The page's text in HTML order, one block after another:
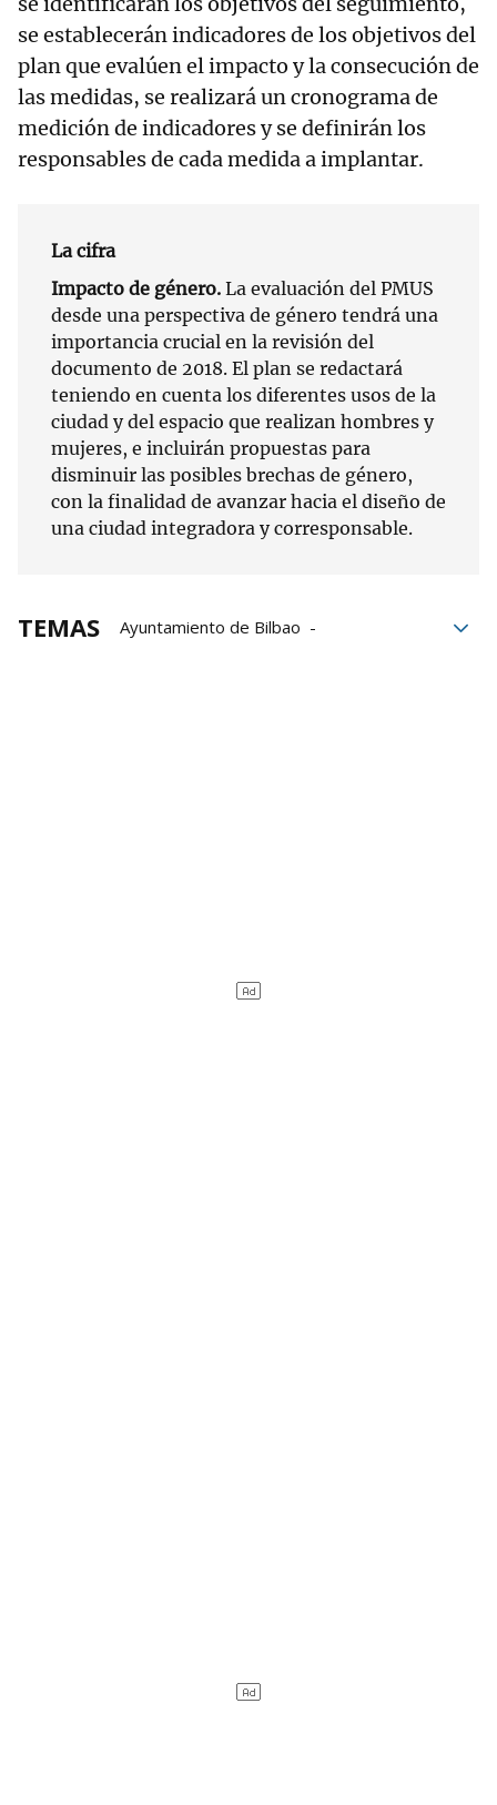
se establecerán indicadores de los objetivos del
plan que evalúen el impacto y la consecución de
las medidas, se realizará un cronograma de
medición de indicadores y se definirán los
responsables de cada medida a implantar.
La cifra
Impacto de género. La evaluación del PMUS
desde una perspectiva de género tendrá una
importancia crucial en la revisión del
documento de 2018. El plan se redactará
teniendo en cuenta los diferentes usos de la
ciudad y del espacio que realizan hombres y
mujeres, e incluirán propuestas para
disminuir las posibles brechas de género,
con la finalidad de avanzar hacia el diseño de
una ciudad integradora y corresponsable.
TEMAS
Ayuntamiento de Bilbao